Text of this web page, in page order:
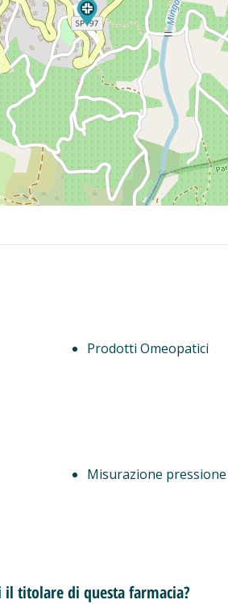
Prodotti Omeopatici
Misurazione pressione
il titolare di questa farmacia?